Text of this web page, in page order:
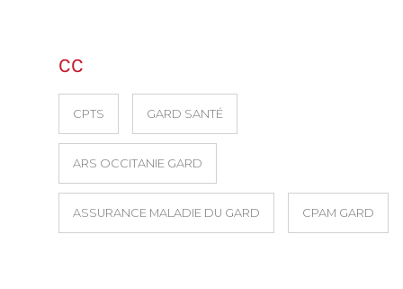
CC
CPTS GARD SANTÉ
ARS OCCITANIE GARD
ASSURANCE MALADIE DU GARD CPAM GARD